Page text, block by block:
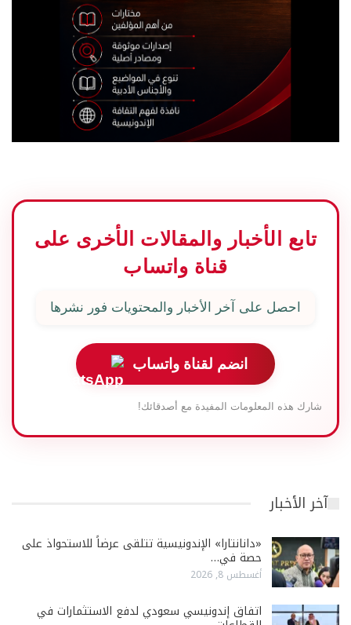
تابع الأخبار والمقالات الأخرى على
قناة واتساب
احصل على آخر الأخبار والمحتويات فور نشرها
انضم لقناة واتساب
شارك هذه المعلومات المفيدة مع أصدقائك!
آخر الأخبار
«دانانتارا» الإندونيسية تتلقى عرضاً للاستحواذ على
حصة في…
أغسطس 8, 2026
اتفاق إندونيسي سعودي لدفع الاستثمارات في